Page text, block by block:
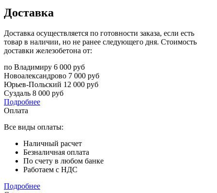
Доставка
Доставка осуществляется по готовности заказа, если есть
товар в наличии, но не ранее следующего дня. Стоимость
доставки железобетона от:
по Владимиру 6 000 руб
Новоалександрово 7 000 руб
Юрьев-Польский 12 000 руб
Суздаль 8 000 руб
Подробнее
Оплата
Все виды оплаты:
Наличный расчет
Безналичная оплата
По счету в любом банке
Работаем с НДС
Подробнее